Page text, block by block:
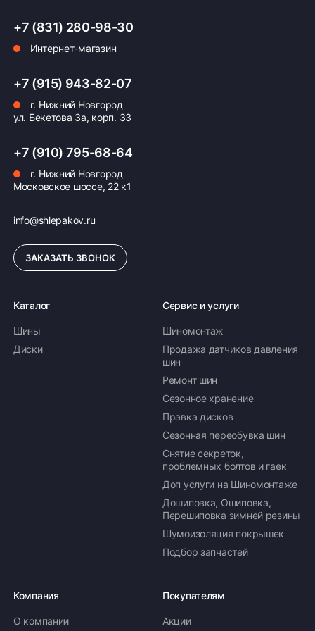
также доступно оформление кредита и
формирование счёта для Юр.Лица
ПОДРОБНЕЕ ОБ ОПЛАТЕ
+7 (831) 280-98-30
Интернет-магазин
+7 (915) 943-82-07
г. Нижний Новгород
ул. Бекетова 3а, корп. 33
+7 (910) 795-68-64
г. Нижний Новгород
Московское шоссе, 22 к1
info@shlepakov.ru
ЗАКАЗАТЬ ЗВОНОК
Каталог
Шины
Диски
Сервис и услуги
Шиномонтаж
Продажа датчиков давления
шин
Ремонт шин
Сезонное хранение
Правка дисков
Сезонная переобувка шин
Снятие секреток,
проблемных болтов и гаек
Доп услуги на Шиномонтаже
Дошиповка, Ошиповка,
Перешиповка зимней резины
Шумоизоляция покрышек
Подбор запчастей
Компания
О компании
Покупателям
Акции